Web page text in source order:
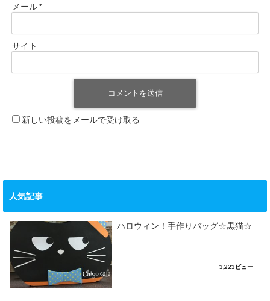
メール*
サイト
新しい投稿をメールで受け取る
人気記事
ハロウィン！手作りバッグ☆黒猫☆
3,223ビュー